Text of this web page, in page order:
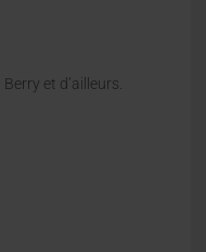
et d’ailleurs.